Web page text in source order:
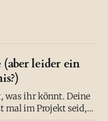
leider ein
was ihr könnt. Deine
mal im Projekt seid,